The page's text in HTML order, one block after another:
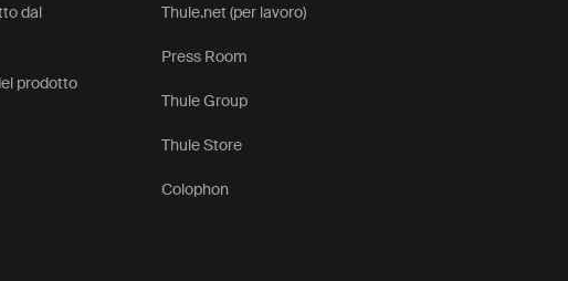
dal
prodotto
Thule.net (per lavoro)
Press Room
Thule Group
Thule Store
Colophon